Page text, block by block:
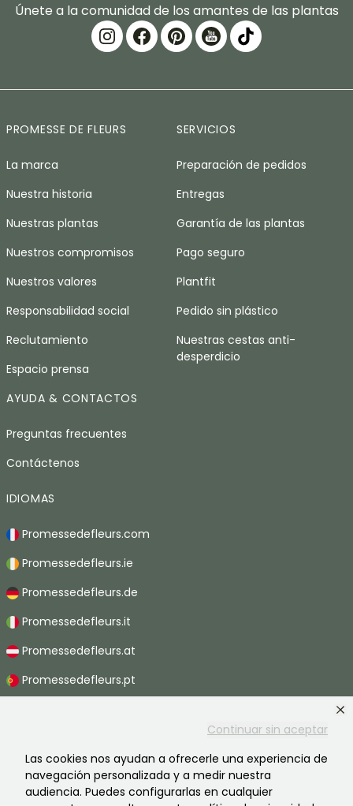
Continuar sin aceptar
Las cookies nos ayudan a ofrecerle una experiencia de
navegación personalizada y a medir nuestra
audiencia. Puedes configurarlas en cualquier
Únete a la comunidad de los amantes de las plantas
PROMESSE DE FLEURS
La marca
Nuestra historia
Nuestras plantas
Nuestros compromisos
Nuestros valores
Responsabilidad social
Reclutamiento
Espacio prensa
SERVICIOS
Preparación de pedidos
Entregas
Garantía de las plantas
Pago seguro
Plantfit
Pedido sin plástico
Nuestras cestas anti-
desperdicio
AYUDA & CONTACTOS
Preguntas frecuentes
Contáctenos
IDIOMAS
Promessedefleurs.com
Promessedefleurs.ie
Promessedefleurs.de
Promessedefleurs.it
Promessedefleurs.at
Promessedefleurs.pt
Promessedefleurs.ch